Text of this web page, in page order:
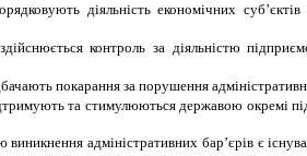
діяльність економічних
контроль за діяльністю
покарання за порушення
та стимулюються державою окремі
адміністративних бар’єрів є